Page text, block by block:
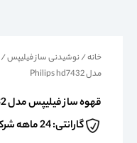
خانه/نوشیدنی ساز فیلیپس/
مدل Philips hd7432
قهوه ساز فیلیپس مدل Philips hd7432
گارانتی: 24 ماهه شرکت ایران فیلیپس